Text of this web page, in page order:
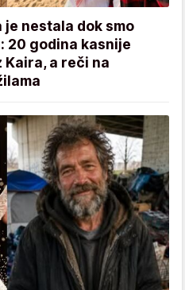
nestala dok smo
20 godina kasnije
a reči na